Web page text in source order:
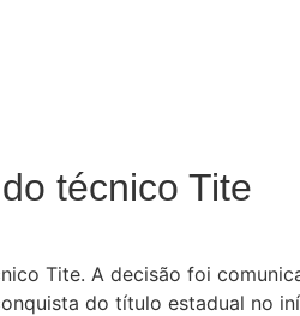
técnico Tite
Tite. A decisão foi
do título estadual no